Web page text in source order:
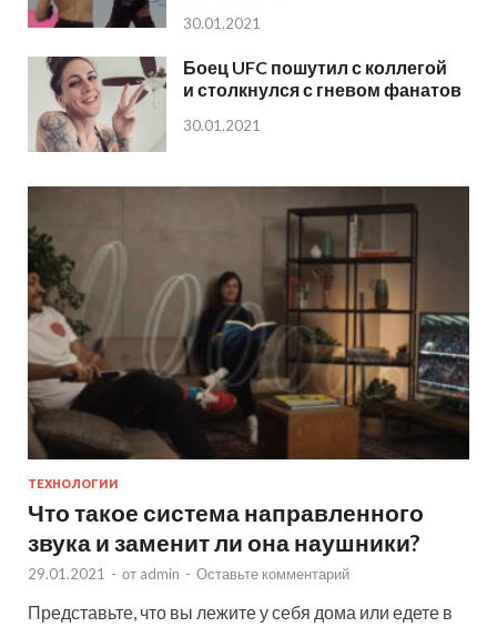
30.01.2021
Боец UFC пошутил с коллегой
и столкнулся с гневом фанатов
30.01.2021
ТЕХНОЛОГИИ
Что такое система направленного
звука и заменит ли она наушники?
29.01.2021 - от admin - Оставьте комментарий
Представьте, что вы лежите у себя дома или едете в